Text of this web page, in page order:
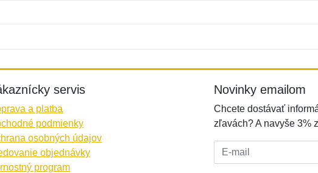
servis
a platba
podmienky
osobných údajov
objednávky
program
Novinky emailom
Chcete dostávať
zľavách? A navyše 3%
E-mail: